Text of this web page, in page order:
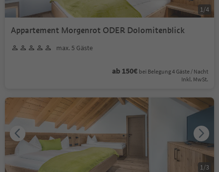
Appartement Morgenrot ODER Dolomitenblick
max. 5 Gäste
ab 150€ bei Belegung 4 Gäste / Nacht
Inkl. MwSt.
1 /4
1 /3